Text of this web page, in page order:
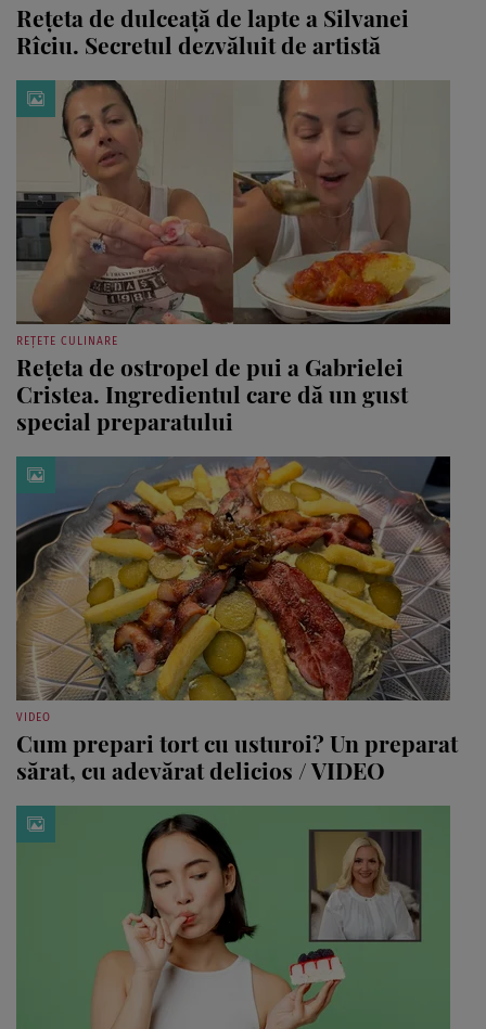
Rețeta de dulceață de lapte a Silvanei
Rîciu. Secretul dezvăluit de artistă
REȚETE CULINARE
Rețeta de ostropel de pui a Gabrielei
Cristea. Ingredientul care dă un gust
special preparatului
VIDEO
Cum prepari tort cu usturoi? Un preparat
sărat, cu adevărat delicios / VIDEO